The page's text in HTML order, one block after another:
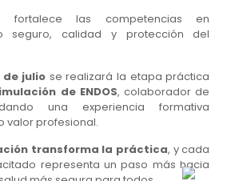
fortalece las competencias en
seguro, calidad y protección del
de julio se realizará la etapa práctica
de ENDOS, colaborador de
una experiencia formativa
valor profesional.
transforma la práctica, y cada
representa un paso más hacia